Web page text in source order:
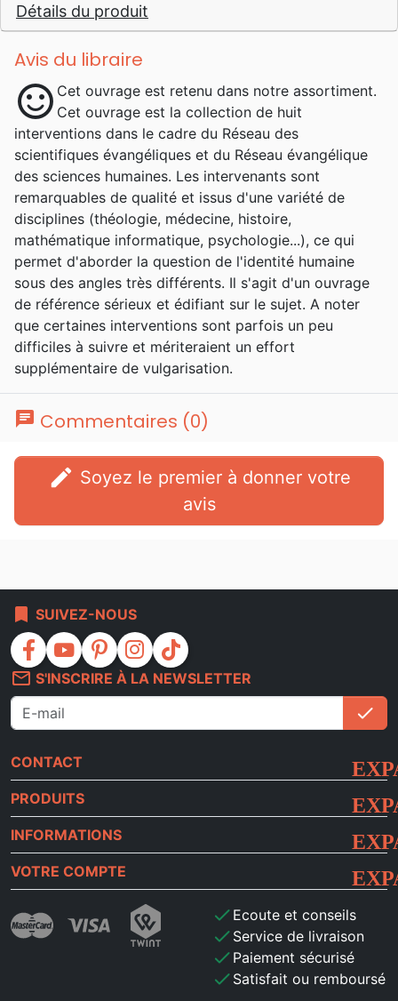
Détails du produit
Avis du libraire
sentiment_satisfied Cet ouvrage est retenu dans notre assortiment.
Cet ouvrage est la collection de huit
interventions dans le cadre du Réseau des
scientifiques évangéliques et du Réseau évangélique
des sciences humaines. Les intervenants sont
remarquables de qualité et issus d'une variété de
disciplines (théologie, médecine, histoire,
mathématique informatique, psychologie...), ce qui
permet d'aborder la question de l'identité humaine
sous des angles très différents. Il s'agit d'un ouvrage
de référence sérieux et édifiant sur le sujet. A noter
que certaines interventions sont parfois un peu
difficiles à suivre et mériteraient un effort
supplémentaire de vulgarisation.
chat Commentaires (0)
edit
avis
bookmark SUIVEZ-NOUS
facebook youtube pinterest instagram
tiktok
mail_outline S'INSCRIRE À LA NEWSLETTER
check
CONTACT
PRODUITS
INFORMATIONS
VOTRE COMPTE
check Ecoute et conseils
check Service de livraison
check Paiement sécurisé
check Satisfait ou remboursé